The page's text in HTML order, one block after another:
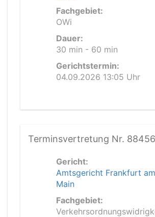
Fachgebiet:
OWi
Dauer:
30 min - 60 min
Gerichtstermin:
04.09.2026 13:05 Uhr
Terminsvertretung Nr.
Gericht:
Amtsgericht Frankfurt am
Main
Fachgebiet: